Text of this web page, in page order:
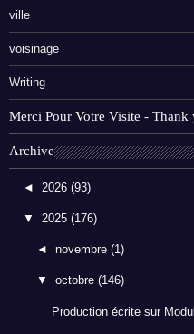
ville
voisinage
Writing
Merci Pour Votre Visite - Thank
Archive
◄ 2026 (93)
▼ 2025 (176)
◄novembre(1)
▼octobre(146)
Production écrite sur